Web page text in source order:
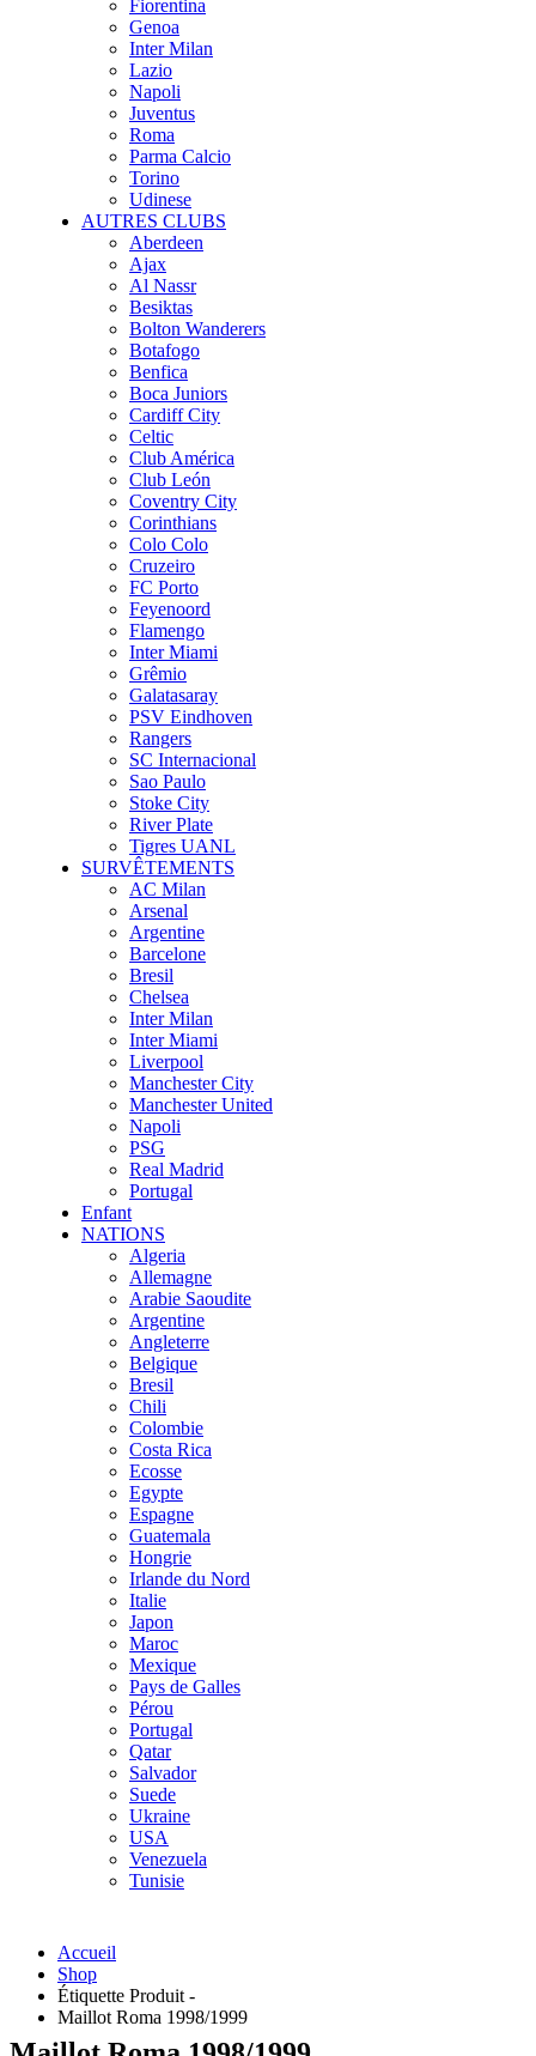
Fiorentina
Genoa
Inter Milan
Lazio
Napoli
Juventus
Roma
Parma Calcio
Torino
Udinese
AUTRES CLUBS
Aberdeen
Ajax
Al Nassr
Besiktas
Bolton Wanderers
Botafogo
Benfica
Boca Juniors
Cardiff City
Celtic
Club América
Club León
Coventry City
Corinthians
Colo Colo
Cruzeiro
FC Porto
Feyenoord
Flamengo
Inter Miami
Grêmio
Galatasaray
PSV Eindhoven
Rangers
SC Internacional
Sao Paulo
Stoke City
River Plate
Tigres UANL
SURVÊTEMENTS
AC Milan
Arsenal
Argentine
Barcelone
Bresil
Chelsea
Inter Milan
Inter Miami
Liverpool
Manchester City
Manchester United
Napoli
PSG
Real Madrid
Portugal
Enfant
NATIONS
Algeria
Allemagne
Arabie Saoudite
Argentine
Angleterre
Belgique
Bresil
Chili
Colombie
Costa Rica
Ecosse
Egypte
Espagne
Guatemala
Hongrie
Irlande du Nord
Italie
Japon
Maroc
Mexique
Pays de Galles
Pérou
Portugal
Qatar
Salvador
Suede
Ukraine
USA
Venezuela
Tunisie
Accueil
Shop
Étiquette Produit -
Maillot Roma 1998/1999